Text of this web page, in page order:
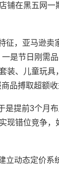
铺在黑五网一
征，亚马逊卖
是节日刚需
装、儿童玩具
品搏取超额收
是提前3个月
现错位竞争，
动态定价系